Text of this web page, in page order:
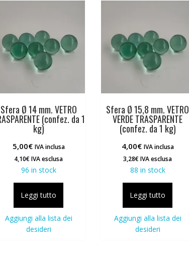
Sfera Ø 14 mm. VETRO
(confez. da 1
kg)
5,00€ IVA inclusa
4,10€IVA esclusa
96 in stock
Leggi tutto
Aggiungi alla lista dei
desideri
Sfera Ø 15,8 mm. VETRO
VERDE TRASPARENTE
(confez. da 1 kg)
4,00€ IVA inclusa
3,28€IVA esclusa
88 in stock
Leggi tutto
Aggiungi alla lista dei
desideri